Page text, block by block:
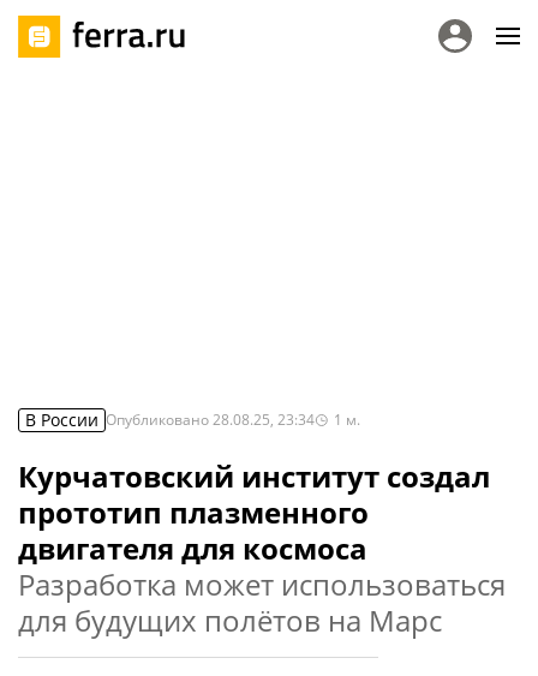
В России Опубликовано28.08.25, 23:34 1 м.
Курчатовский институт создал
прототип плазменного
двигателя для космоса
Разработка может использоваться
для будущих полётов на Марс